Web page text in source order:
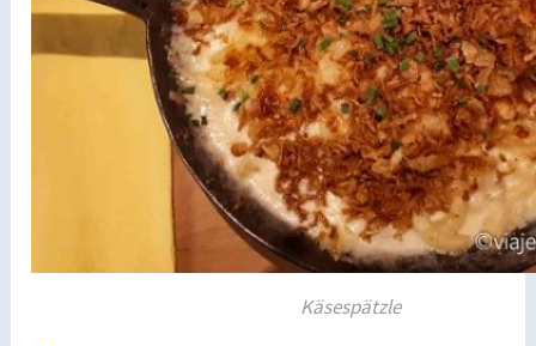
Käsespätzle